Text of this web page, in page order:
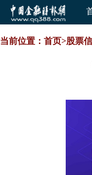
当前位置： 首页>股票